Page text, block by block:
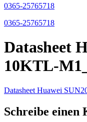
0365-25765718
0365-25765718
Datasheet
10KTL-
Datasheet Huawei
Schreibe einen